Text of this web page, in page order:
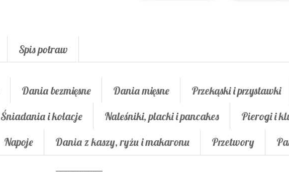
Spis potraw
Dania bezmięsne Dania mięsne Przekąski i przystawki
Śniadania i kolacje Naleśniki, placki i pancakes Pierogi i
Napoje Dania z kaszy, ryżu i makaronu Przetwory